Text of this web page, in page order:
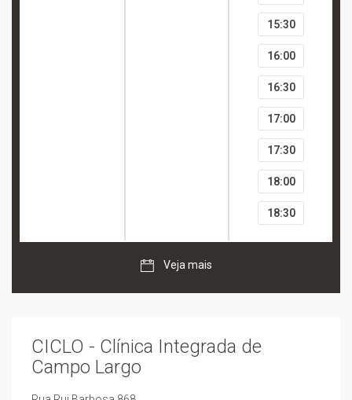
15:30
16:00
16:30
17:00
17:30
18:00
18:30
Veja mais
CICLO - Clínica Integrada de
Campo Largo